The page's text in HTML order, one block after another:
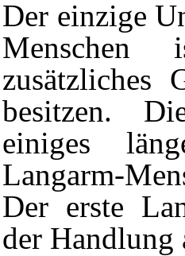
Der einzige
zusätzliches
besitzen.
einiges
Langarm-
Der erste
der Handlung